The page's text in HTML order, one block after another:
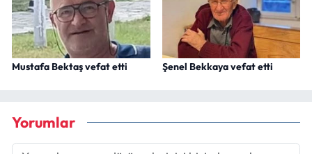
Mustafa Bektaş vefat etti Şenel Bekkaya vefat etti
Yorumlar